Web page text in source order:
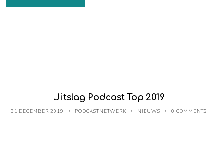
Uitslag Podcast Top 2019
31 DECEMBER 2019 PODCASTNETWERK NIEUWS 0 COMMENTS